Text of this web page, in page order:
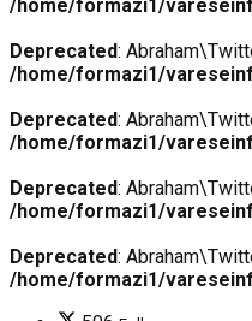
/home/formazi1/
Deprecated:
/home/formazi1/
Deprecated:
/home/formazi1/
Deprecated:
/home/formazi1/
Deprecated:
/home/formazi1/